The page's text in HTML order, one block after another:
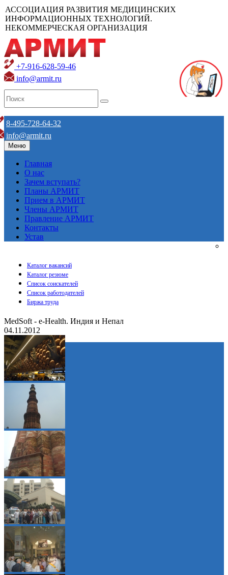
АССОЦИАЦИЯ РАЗВИТИЯ МЕДИЦИНСКИХ
ИНФОРМАЦИОННЫХ ТЕХНОЛОГИЙ.
НЕКОММЕРЧЕСКАЯ ОРГАНИЗАЦИЯ
+7-916-628-59-46
info@armit.ru
8-495-728-64-32
info@armit.ru
Меню
Главная
О нас
Зачем вступать?
Планы АРМИТ
Прием в АРМИТ
Члены АРМИТ
Правление АРМИТ
Контакты
Устав
Каталог вакансий
Каталог резюме
Список соискателей
Список работодателей
Биржа труда
MedSoft - e-Health. Индия и Непал
04.11.2012